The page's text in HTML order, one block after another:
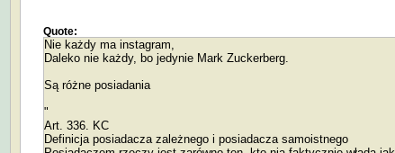
Quote:
Nie każdy ma instagram,
Daleko nie każdy, bo jedynie Mark Zuckerberg.
Są różne posiadania
"
Art. 336. KC
Definicja posiadacza zależnego i posiadacza samoistnego